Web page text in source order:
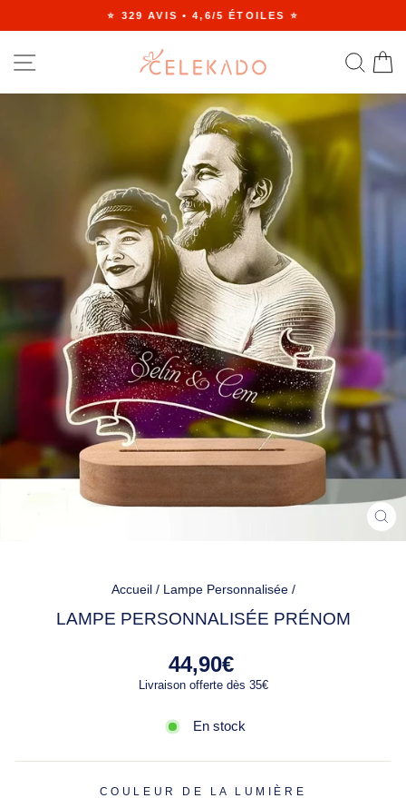
Diaporama
⭐ 329 AVIS • 4,6/5 ÉTOILES ⭐
NAVIGATION
Accueil / Lampe Personnalisée /
LAMPE PERSONNALISÉE PRÉNOM
Prix
régulier
44,90€
Livraison offerte dès 35€
En stock
COULEUR DE LA LUMIÈRE